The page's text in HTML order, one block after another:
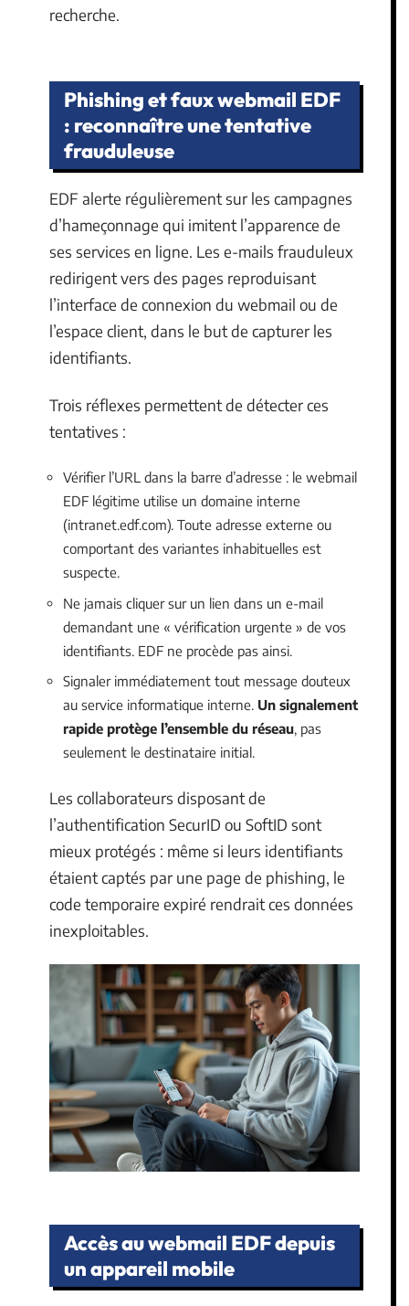
recherche.
Phishing et faux webmail EDF
: reconnaître une tentative
frauduleuse
EDF alerte régulièrement sur les campagnes
d’hameçonnage qui imitent l’apparence de
ses services en ligne. Les e-mails frauduleux
redirigent vers des pages reproduisant
l’interface de connexion du webmail ou de
l’espace client, dans le but de capturer les
identifiants.
Trois réflexes permettent de détecter ces
tentatives :
Vérifier l’URL dans la barre d’adresse : le webmail
EDF légitime utilise un domaine interne
(intranet.edf.com). Toute adresse externe ou
comportant des variantes inhabituelles est
suspecte.
Ne jamais cliquer sur un lien dans un e-mail
demandant une « vérification urgente » de vos
identifiants. EDF ne procède pas ainsi.
Signaler immédiatement tout message douteux
au service informatique interne. Un signalement
rapide protège l’ensemble du réseau, pas
seulement le destinataire initial.
Les collaborateurs disposant de
l’authentification SecurID ou SoftID sont
mieux protégés : même si leurs identifiants
étaient captés par une page de phishing, le
code temporaire expiré rendrait ces données
inexploitables.
Accès au webmail EDF depuis
un appareil mobile